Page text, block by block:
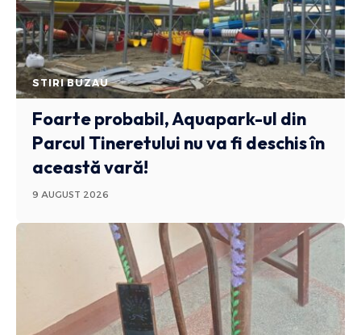
STIRI BUZAU
Foarte probabil, Aquapark-ul din
Parcul Tineretului nu va fi deschis în
această vară!
9 AUGUST 2026